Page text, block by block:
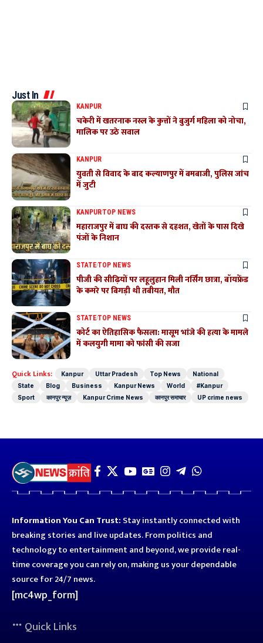
Just In
KANPUR
चकेरी में खतरनाक नस्ल के कुत्तों ने बुजुर्ग महिला को नोचा,
मालिक पर उठे सवाल
KANPUR
युवती से विवाद के बाद कल्याणपुर में बमबाजी, पुलिस जांच
में जुटी
KANPURTOP NEWS
महाराजपुर में बाघ की दस्तक से दहशत, खेतों के पास दिखे
पंजों के निशान
STATETOP NEWS
पीजी की सीढ़ियों पर लहूलुहान मिली नर्सिंग छात्रा, बॉयफ्रेंड
के कमरे पर बिगड़ी थी तबीयत, मौत
STATETOP NEWS
कोर्ट का ऐतिहासिक फैसला: मासूम भांजे की हत्या के मामले
में कलयुगी मामा को फांसी की सजा
Quick Links: Kanpur Uttar Pradesh Top News
National
State
Blog Business Kanpur News World
#Kanpur
Sport
कानपुर न्यूज़ Kanpur Crime News कानपुर समाचार UP crime news
Information You Can Trust: Stay instantly connected with
breaking stories and live updates. From politics and
technology to entertainment and beyond, we provide real-
time coverage you can rely on, making us your dependable
source for 24/7 news.
[mc4wp_form]
Quick Links